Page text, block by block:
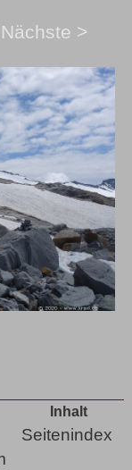
Nächste >
Inhalt
Seitenindex